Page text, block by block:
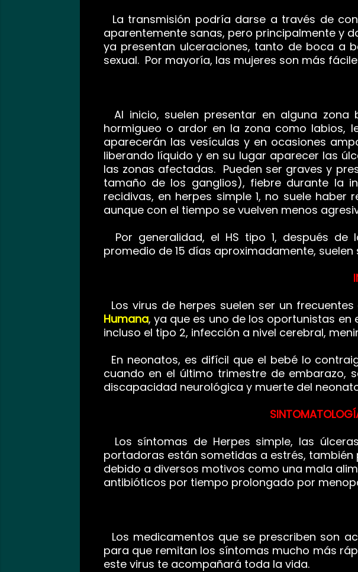
La transmisión podría darse a través de
aparentemente sanas, pero principalmente y
ya presentan ulceraciones, tanto de boca a
sexual. Por mayoría, las mujeres son más
Al inicio, suelen presentar en alguna zona
hormigueo o ardor en la zona como labios,
aparecerán las vesículas y en ocasiones
liberando líquido y en su lugar aparecer las
las zonas afectadas. Pueden ser graves y
tamaño de los ganglios), fiebre durante la
recidivas, en herpes simple 1, no suele
aunque con el tiempo se vuelven menos
Por generalidad, el HS tipo 1, después de
promedio de 15 días aproximadamente,
Los virus de herpes suelen ser un
Humana, ya que es uno de los oportunistas en
incluso el tipo 2, infección a nivel cerebral,
En neonatos, es difícil que el bebé lo
cuando en el último trimestre de embarazo,
discapacidad neurológica y muerte del
Los síntomas de Herpes simple, las
portadoras están sometidas a estrés,
debido a diversos motivos como una mala
antibióticos por tiempo prolongado por
Los medicamentos que se prescriben son
para que remitan los síntomas mucho más
este virus te acompañará toda la vida.